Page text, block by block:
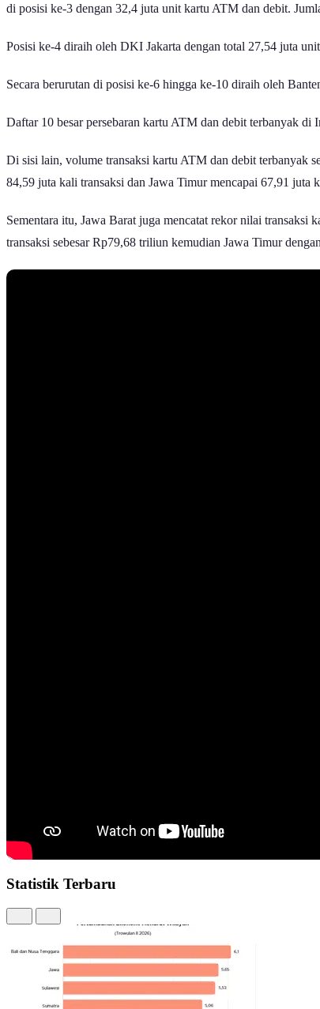
di posisi ke-3 dengan 32,4 juta unit kartu ATM dan debit.
Posisi ke-4 diraih oleh DKI Jakarta dengan total 27,54 juta
Secara berurutan di posisi ke-6 hingga ke-10 diraih oleh
Daftar 10 besar persebaran kartu ATM dan debit terbanyak di
Di sisi lain, volume transaksi kartu ATM dan debit terbanyak
84,59 juta kali transaksi dan Jawa Timur mencapai 67,91 juta
Sementara itu, Jawa Barat juga mencatat rekor nilai
transaksi sebesar Rp79,68 triliun kemudian Jawa Timur
Statistik Terbaru